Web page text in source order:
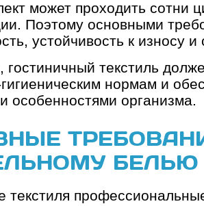
может проходить сотни
Поэтому основными
устойчивость к износу
гостиничный текстиль
нормам и
особенностями организма.
БЕЛЬЮ
текстиля